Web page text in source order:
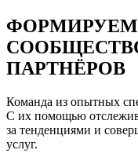
ФОРМИРУЕМ
ПАРТНЁРОВ
Команда из опытных
С их помощью
за тенденциями и
услуг.